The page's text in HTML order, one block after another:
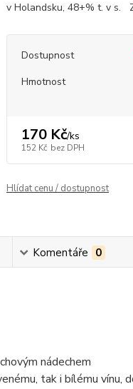
v Holandsku, 48+% t. v s.
Dostupnost
Hmotnost
170 Kč/ks
152 Kč bez DPH
Hlídat cenu / dostupnost
Komentáře 0
nádechem
tak i bílému vínu,